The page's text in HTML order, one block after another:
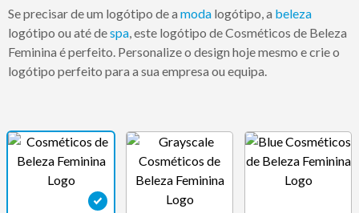
Se precisar de um logótipo de a moda logótipo, a beleza
logótipo ou até despa, este logótipo de Cosméticos de Beleza
Feminina é perfeito. Personalize o design hoje mesmo e crie o
logótipo perfeito para a sua empresa ou equipa.